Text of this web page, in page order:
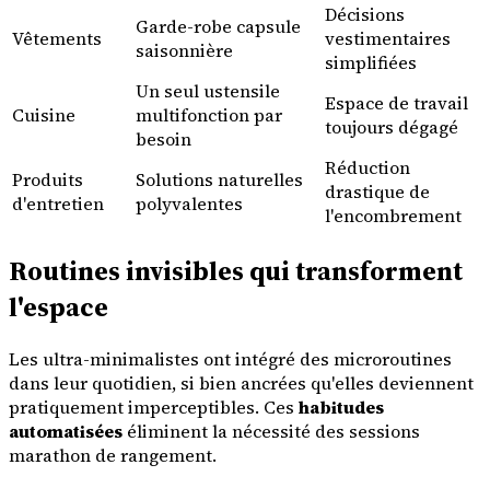
Vêtements
Garde-robe capsule
saisonnière
Décisions
vestimentaires
simplifiées
Cuisine
Un seul ustensile
multifonction par
besoin
Espace de travail
toujours dégagé
Produits
d'entretien
Solutions naturelles
polyvalentes
Réduction
drastique de
l'encombrement
Routines invisibles qui transforment
l'espace
Les ultra-minimalistes ont intégré des microroutines
dans leur quotidien, si bien ancrées qu'elles deviennent
pratiquement imperceptibles. Ces habitudes
automatisées éliminent la nécessité des sessions
marathon de rangement.